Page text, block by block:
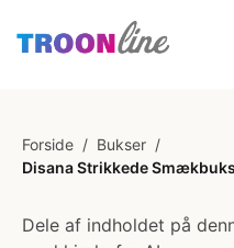
Forside / Bukser /
Disana Strikkede
Dele af indholdet på